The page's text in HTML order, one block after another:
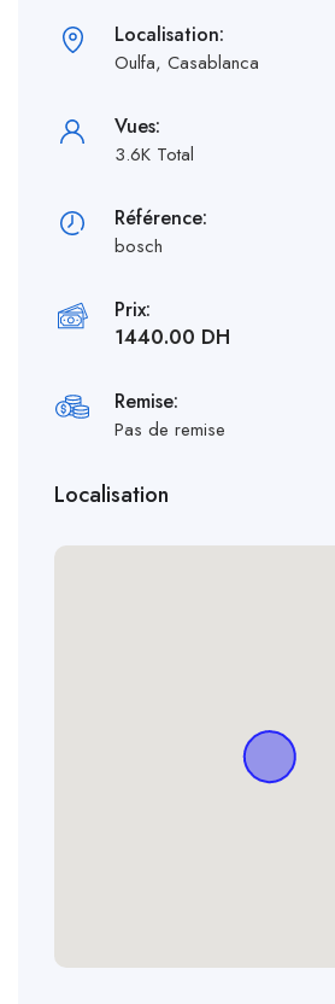
Localisation:
Oulfa, Casablanca
Vues:
3.6K Total
Référence:
bosch
Prix:
1440.00 DH
Remise:
Pas de remise
Localisation